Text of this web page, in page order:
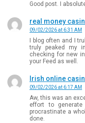
Good post. I
real money
09/02/2026 at 6:31 AM
I blog often and I
truly peaked my
checking for new
your Feed as well.
Irish online
09/02/2026 at 6:17 AM
Aw, this was an
effort to
procrastinate a
done.